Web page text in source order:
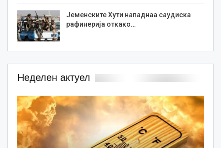
Јеменските Хути нападнаа саудиска
рафинерија откако…
Неделен актуел